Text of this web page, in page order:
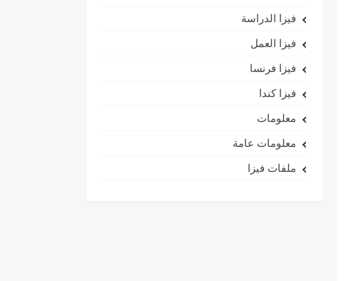
فيزا الدراسة
فيزا العمل
فيزا فرنسا
فيزا كندا
معلومات
معلومات عامة
ملفات فيزا